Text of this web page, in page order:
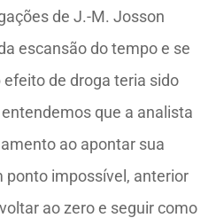
de J.-M. Josson
escansão do tempo e se
de droga teria sido
que a analista
ao apontar sua
ponto impossível, anterior
ao zero e seguir como